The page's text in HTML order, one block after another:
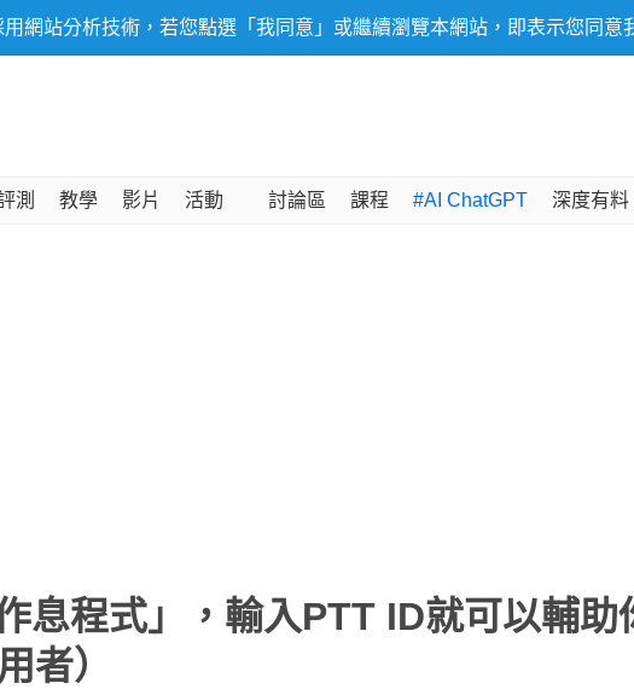
網站分析技術，若您點選「我同意」或繼續瀏覽本網站，即表示您同意
測 教學 影片 活動 討論區 課程 #AI ChatGPT 深度有料
息程式」，輸入PTT ID就可以輔助
者）